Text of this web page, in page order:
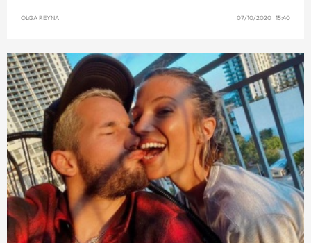
OLGA REYNA 07/10/2020 15:40